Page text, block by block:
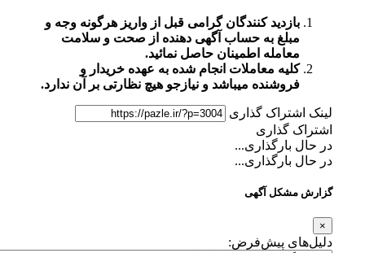
بازدید کنندگان گرامی قبل از واریز هرگونه وجه و
مبلغ به حساب آگهی دهنده از صحت و سلامت
معامله اطمینان حاصل نمائید.
کلیه معاملات انجام شده به عهده خریدار و
فروشنده میباشد و نیازجو هیچ نظارتی بر آن ندارد.
لینک اشتراک گذاری
اشتراک گذاری
در حال بارگذاری...
در حال بارگذاری...
گزارش مشکل آگهی
دلیل‌های پیش‌فرض: